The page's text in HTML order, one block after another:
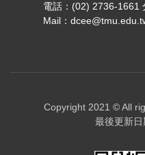
電話：(02) 2736-1661
Mail：
Copyright 2021 © All
最後更新